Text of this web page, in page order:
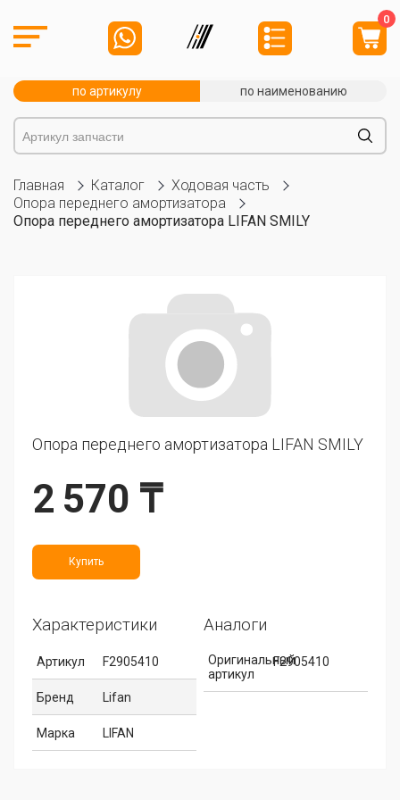
0
по артикулу по наименованию
Главная Каталог
Ходовая часть
Опора переднего амортизатора
Опора переднего амортизатора LIFAN SMILY
Опора переднего амортизатора LIFAN SMILY
2 570 ₸
Купить
Характеристики
Артикул F2905410
Бренд Lifan
Марка LIFAN
Аналоги
Оригинальный
артикул
F2905410